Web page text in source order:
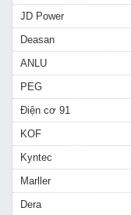
JD Power
Deasan
ANLU
PEG
Điện cơ 91
KOF
Kyntec
Marller
Dera